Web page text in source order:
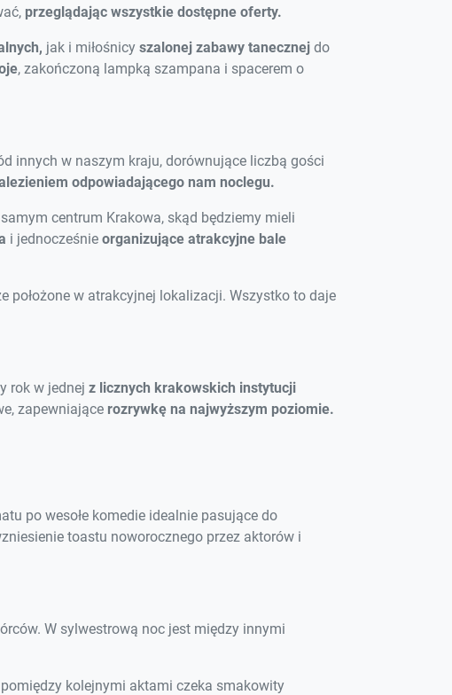
przeglądając wszystkie dostępne oferty.
jak i miłośnicy szalonej zabawy tanecznej do
, zakończoną lampką szampana i spacerem o
innych w naszym kraju, dorównujące liczbą gości
odpowiadającego nam noclegu.
centrum Krakowa, skąd będziemy mieli
i jednocześnie organizujące atrakcyjne bale
położone w atrakcyjnej lokalizacji. Wszystko to daje
rok w jednej z licznych krakowskich instytucji
zapewniające rozrywkę na najwyższym poziomie.
po wesołe komedie idealnie pasujące do
toastu noworocznego przez aktorów i
W sylwestrową noc jest między innymi
kolejnymi aktami czeka smakowity